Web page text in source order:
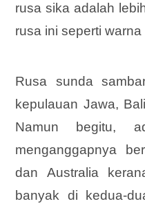
rusa sika adalah
rusa ini seperti
Rusa sunda
kepulauan Jawa,
Namun begitu,
menganggapnya
dan Australia
banyak di
kedua-